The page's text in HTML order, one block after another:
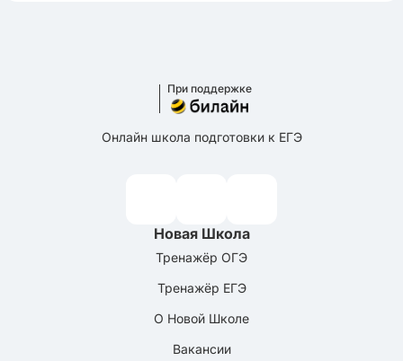
При поддержке
Онлайн школа подготовки к ЕГЭ
Новая Школа
Тренажёр ОГЭ
Тренажёр ЕГЭ
О Новой Школе
Вакансии